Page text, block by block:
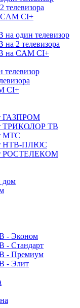
CI+
один телевизор
2 телевизора
CAM CI+
CI+
ГАЗПРОМ
ТРИКОЛОР ТВ
МТС
НТВ-ПЛЮС
РОСТЕЛЕКОМ
дом
- Эконом
- Стандарт
- Премиум
- Элит